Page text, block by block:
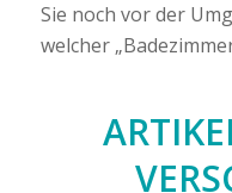
Sie noch vor der
welcher